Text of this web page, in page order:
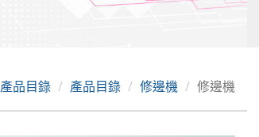
產品目錄 產品目錄 修邊機 修邊機